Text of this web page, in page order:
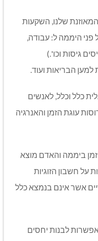
שלנו, השקעות
פני היממה ל: עבודה,
גיסות וכו'.)
הבריאות ועוד.
כלל וכלל, לאנשים
עוגת הזמן והאנרגיה
ביממה והאדם מוצא
על חשבון הזוגיות
אשר אינם בנמצא כלל
לבנות יחסים